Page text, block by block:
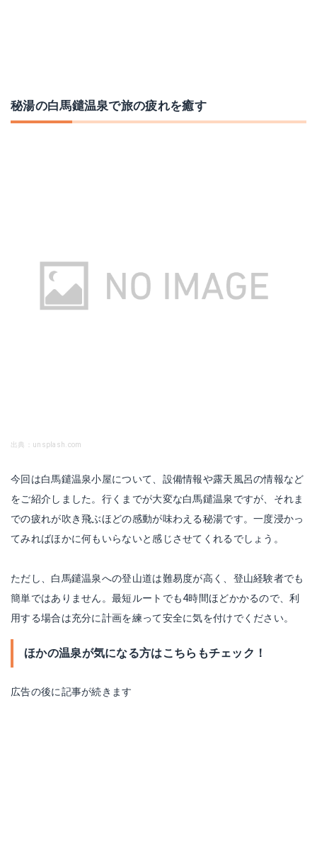
秘湯の白馬鑓温泉で旅の疲れを癒す
出典：unsplash.com
今回は白馬鑓温泉小屋について、設備情報や露天風呂の情報など
をご紹介しました。行くまでが大変な白馬鑓温泉ですが、それま
での疲れが吹き飛ぶほどの感動が味わえる秘湯です。一度浸かっ
てみればほかに何もいらないと感じさせてくれるでしょう。
ただし、白馬鑓温泉への登山道は難易度が高く、登山経験者でも
簡単ではありません。最短ルートでも4時間ほどかかるので、利
用する場合は充分に計画を練って安全に気を付けでください。
ほかの温泉が気になる方はこちらもチェック！
広告の後に記事が続きます